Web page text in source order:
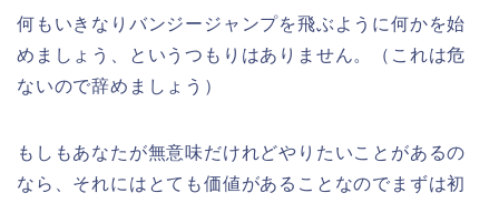
何もいきなりバンジージャンプを飛ぶように何かを始
めましょう、というつもりはありません。（これは危
ないので辞めましょう）
もしもあなたが無意味だけれどやりたいことがあるの
なら、それにはとても価値があることなのでまずは初